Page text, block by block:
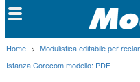
Home > Modulistica editabile per
Istanza Corecom modello: PDF